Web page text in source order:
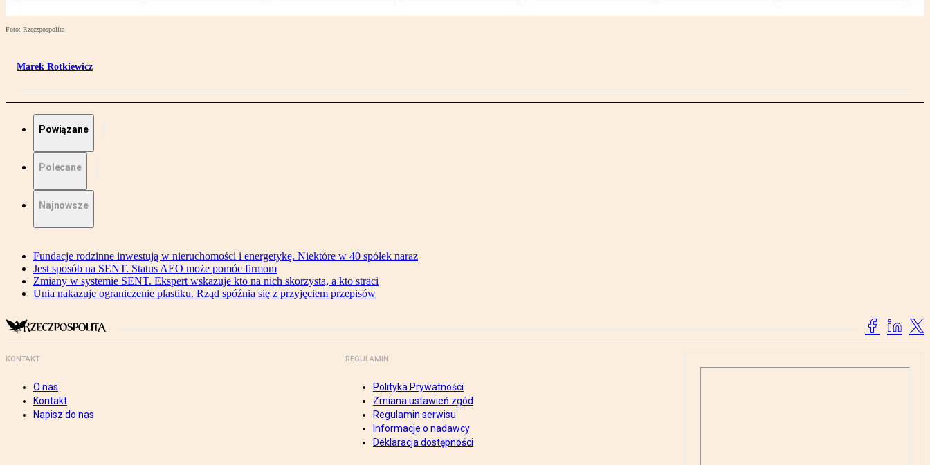
Foto: Rzeczpospolita
Marek Rotkiewicz
Powiązane
Polecane
Najnowsze
Fundacje rodzinne inwestują w nieruchomości i energetykę. Niektóre w 40 spółek naraz
Jest sposób na SENT. Status AEO może pomóc firmom
Zmiany w systemie SENT. Ekspert wskazuje kto na nich skorzysta, a kto straci
Unia nakazuje ograniczenie plastiku. Rząd spóźnia się z przyjęciem przepisów
KONTAKT
O nas
Kontakt
Napisz do nas
REGULAMIN
Polityka Prywatności
Zmiana ustawień zgód
Regulamin serwisu
Informacje o nadawcy
Deklaracja dostępności